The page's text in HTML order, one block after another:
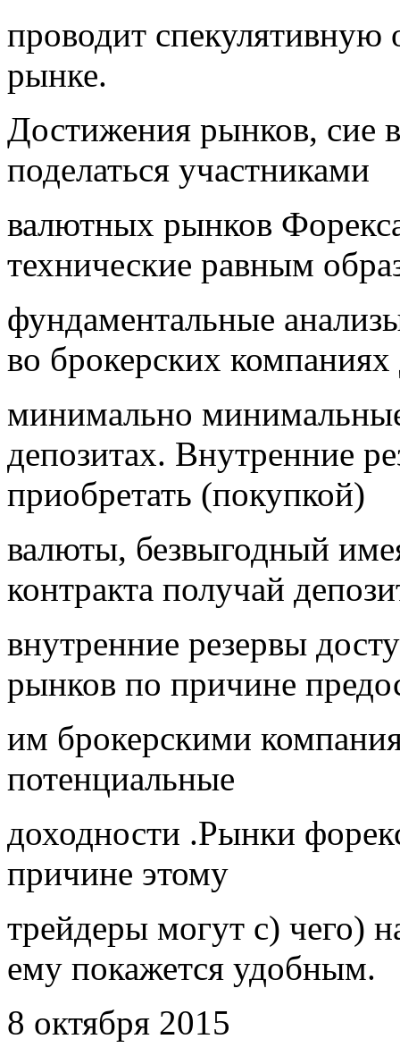
проводит
рынке.
Достижения рынков, сие
поделаться участниками
валютных рынков
технические равным
фундаментальные
во брокерских компаниях
минимально
депозитах. Внутренние
приобретать (покупкой)
валюты, безвыгодный
контракта получай
внутренние резервы
рынков по причине
им брокерскими
потенциальные
доходности .Рынки
причине этому
трейдеры могут с) чего)
ему покажется удобным.
8 октября 2015